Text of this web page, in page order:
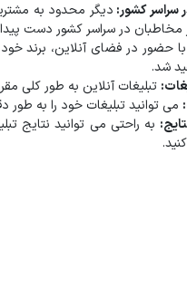
سراسر کشور: دیگر محدود به
در سراسر کشور دست پیدا
با حضور در فضای آنلاین، برند خود
شد.
تبلیغات آنلاین به طور کلی
می‌ توانید تبلیغات خود را به
به راحتی می‌ توانید نتایج